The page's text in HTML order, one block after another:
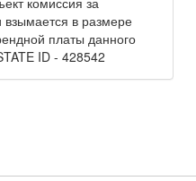
взымается в размере
платы данного
ID - 428542